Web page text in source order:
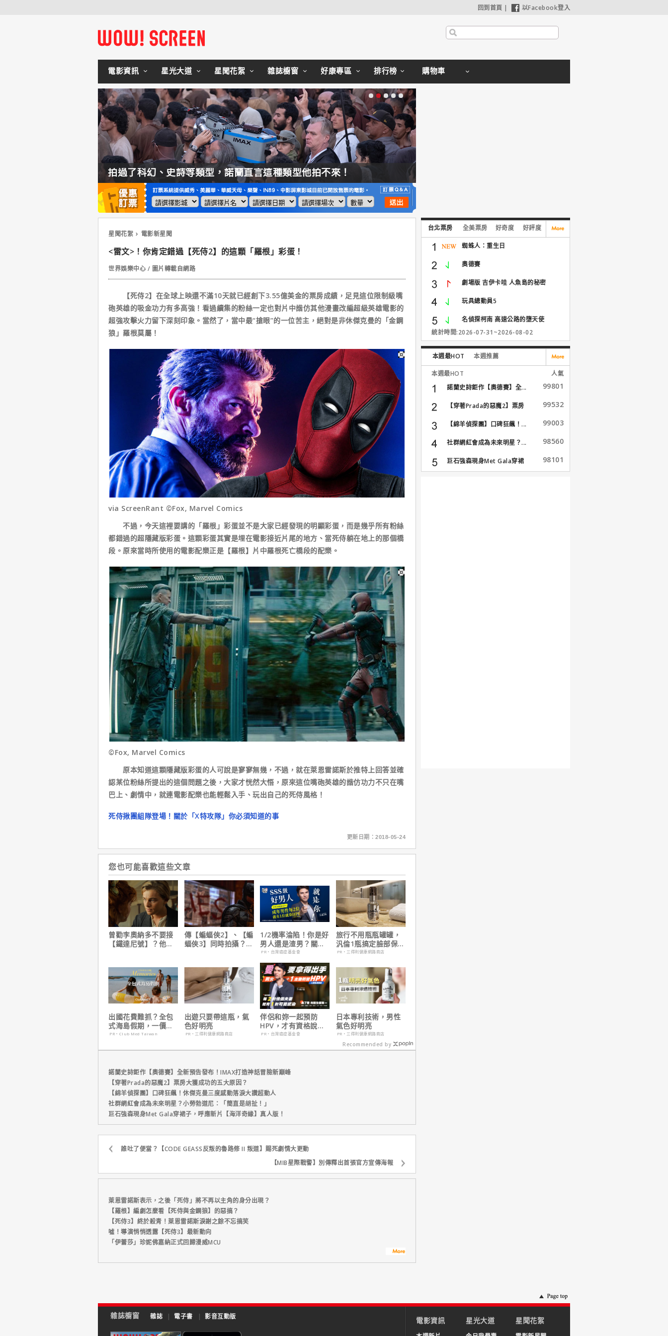
回到首頁 | 以Facebook登入
電影資訊 星光大道 星聞花絮 雜誌櫥窗 好康專區 排行榜 購物車
拍過了科幻、史詩等類型，諾蘭直言這種類型他拍不來！
星聞花絮 電影新星聞
<雷文>！你肯定錯過【死侍2】的這顆「羅根」彩蛋！
世界娛樂中心 / 圖片轉載自網路
【死侍2】在全球上映還不滿10天就已經創下3.55億美金的票房成績，足見這位限制級嘴
砲英雄的吸金功力有多高強！看過續集的粉絲一定也對片中諧仿其他漫畫改編超級英雄電影的
超強攻擊火力留下深刻印象。當然了，當中最“搶眼”的一位苦主，絕對是非休傑克曼的「金鋼
狼」羅根莫屬！
via ScreenRant ©Fox, Marvel Comics
不過，今天這裡要講的「羅根」彩蛋並不是大家已經發現的明顯彩蛋，而是幾乎所有粉絲
都錯過的超隱藏版彩蛋。這顆彩蛋其實是埋在電影接近片尾的地方、當死侍躺在地上的那個橋
段。原來當時所使用的電影配樂正是【羅根】片中羅根死亡橋段的配樂。
©Fox, Marvel Comics
原本知道這顆隱藏版彩蛋的人可說是寥寥無幾，不過，就在萊恩雷諾斯於推特上回答並確
認某位粉絲所提出的這個問題之後，大家才恍然大悟，原來這位嘴砲英雄的諧仿功力不只在嘴
巴上、劇情中，就連電影配樂也能輕鬆入手、玩出自己的死侍風格！
死侍揪團組隊登場！關於「X特攻隊」你必須知道的事
更新日期：2018-05-24
您也可能喜歡這些文章
曾勸李奧納多不要接
【鐵達尼號】？他
傳【蝙蝠俠2】、【蝙
蝠俠3】同時拍攝？詹
1/2機率淪陷！你是好
男人還是渣男？關鍵
在這
PR・台灣癌症基金會
旅行不用瓶瓶罐罐，
汎倫1瓶搞定臉部保
養！
PR・三得利健康網路商店
出國花費難抓？全包
式海島假期，一價搞
定食宿玩樂，省錢更
PR・Club Med Taiwan
出遊只要帶這瓶，氣
色好明亮
PR・三得利健康網路商店
伴侶和妳一起預防
HPV，才有資格說愛
妳！
PR・台灣癌症基金會
日本專利技術，男性
氣色好明亮
PR・三得利健康網路商店
Recommended by
諾蘭史詩鉅作【奧德賽】全新預告發布！IMAX打造神話冒險新巔峰
【穿著Prada的惡魔2】票房大獲成功的五大原因？
【綿羊偵探團】口碑狂飆！休傑克曼三度感動落淚大讚超動人
社群網紅會成為未來明星？小勞勃道尼：「簡直是胡扯！」
巨石強森現身Met Gala穿裙子，呼應新片【海洋奇緣】真人版！
誰吐了便當？【CODE GEASS反叛的魯路修 II 叛道】賜死劇情大更動
【MIB星際戰警】別傳釋出首張官方宣傳海報
萊恩雷諾斯表示，之後「死侍」將不再以主角的身分出現？
【羅根】編劇怎麼看【死侍與金鋼狼】的惡搞？
【死侍3】終於殺青！萊恩雷諾斯淚謝之餘不忘搞笑
噓！導演悄悄透露【死侍3】最新動向
「伊蕾莎」珍妮佛嘉納正式回歸漫威MCU
台北票房 全美票房 好奇度 好評度
蜘蛛人：重生日
奧德賽
劇場版 吉伊卡哇 人魚島的秘密
玩具總動員5
名偵探柯南 高速公路的墮天使
統計時間:2026-07-31~2026-08-02
本週最HOT 本週推薦
本週最HOT
人氣
諾蘭史詩鉅作【奧德賽】全...
99801
【穿著Prada的惡魔2】票房
99532
【綿羊偵探團】口碑狂飆！... 99003
社群網紅會成為未來明星？... 98560
巨石強森現身Met Gala穿裙
子...
98101
雜誌櫥窗 雜誌 | 電子書 | 影音互動版 電影資訊 星光大道 星聞花絮